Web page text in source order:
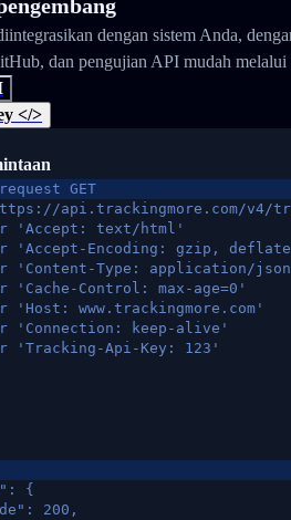
dengan sistem Anda,
dan pengujian API mudah melalui
</>
GET
api.trackingmore.com/v4/
'Accept: text/html'
'Accept-Encoding: gzip,
'Content-Type: application/
'Cache-Control: max-age=0'
'Host: www.trackingmore.com'
'Connection: keep-alive'
'Tracking-Api-Key: 123'
{
200,